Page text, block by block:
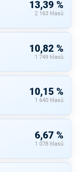
13,39 %
2 163 hlasů
10,82 %
1 749 hlasů
10,15 %
1 640 hlasů
6,67 %
1 078 hlasů